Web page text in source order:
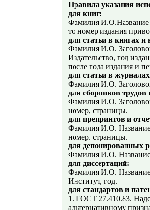
Правила указания
для книг:
Фамилия И.О.Название
то номер издания
для статьи в книгах и
Фамилия И.О.
Издательство, год
после года издания и
для статьи в
Фамилия И.О.
для сборников трудов
Фамилия И.О.
номер, страницы.
для препринтов и
Фамилия И.О. Название
номер, страницы.
для депонированных
Фамилия И.О.
для диссертаций:
Фамилия И.О. Название
Институт, год.
для стандартов и
1. ГОСТ 27.410.83.
альтернативному